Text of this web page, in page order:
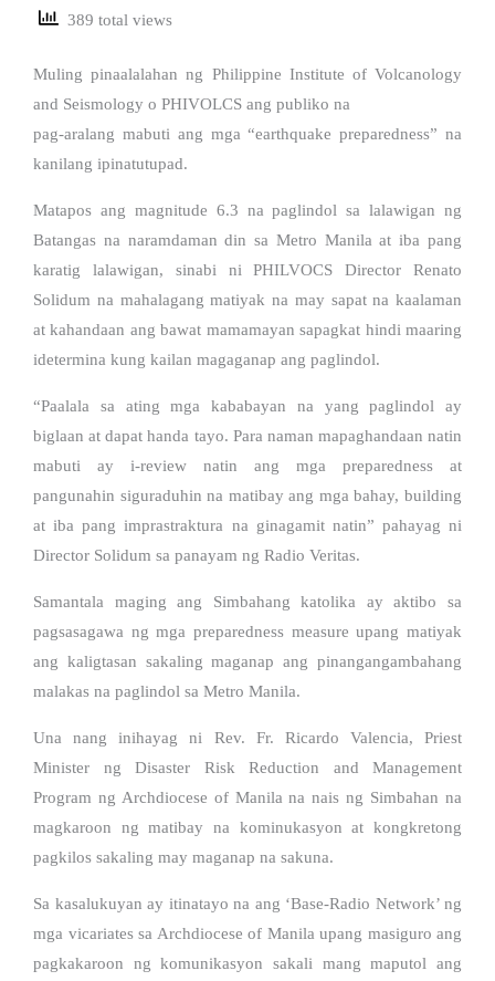
389 total views
Muling pinaalalahan ng Philippine Institute of Volcanology
and Seismology o PHIVOLCS ang publiko na
pag-aralang mabuti ang mga “earthquake preparedness” na
kanilang ipinatutupad.
Matapos ang magnitude 6.3 na paglindol sa lalawigan ng
Batangas na naramdaman din sa Metro Manila at iba pang
karatig lalawigan, sinabi ni PHILVOCS Director Renato
Solidum na mahalagang matiyak na may sapat na kaalaman
at kahandaan ang bawat mamamayan sapagkat hindi maaring
idetermina kung kailan magaganap ang paglindol.
“Paalala sa ating mga kababayan na yang paglindol ay
biglaan at dapat handa tayo. Para naman mapaghandaan natin
mabuti ay i-review natin ang mga preparedness at
pangunahin siguraduhin na matibay ang mga bahay, building
at iba pang imprastraktura na ginagamit natin” pahayag ni
Director Solidum sa panayam ng Radio Veritas.
Samantala maging ang Simbahang katolika ay aktibo sa
pagsasagawa ng mga preparedness measure upang matiyak
ang kaligtasan sakaling maganap ang pinangangambahang
malakas na paglindol sa Metro Manila.
Una nang inihayag ni Rev. Fr. Ricardo Valencia, Priest
Minister ng Disaster Risk Reduction and Management
Program ng Archdiocese of Manila na nais ng Simbahan na
magkaroon ng matibay na kominukasyon at kongkretong
pagkilos sakaling may maganap na sakuna.
Sa kasalukuyan ay itinatayo na ang ‘Base-Radio Network’ ng
mga vicariates sa Archdiocese of Manila upang masiguro ang
pagkakaroon ng komunikasyon sakali mang maputol ang